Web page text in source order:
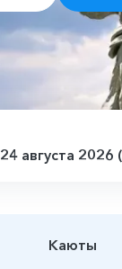
августа 2026
Каюты